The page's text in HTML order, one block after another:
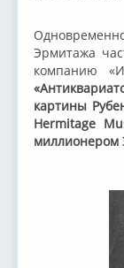
Эрмитажа
компанию
картины
Hermitage
миллионером